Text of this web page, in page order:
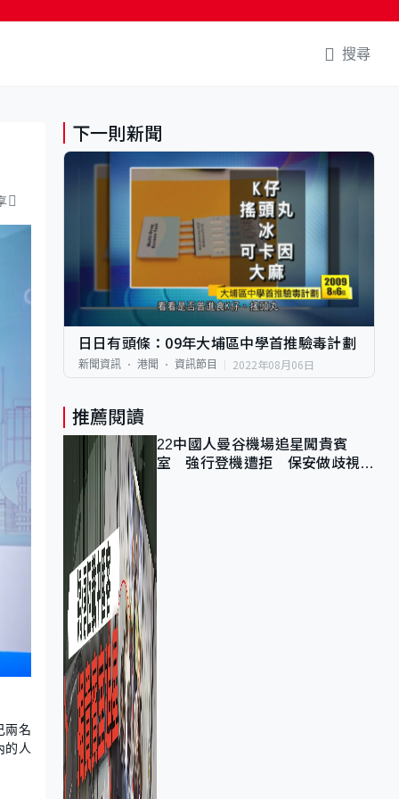
搜尋
兩名
的人
下一則新聞
日日有頭條：09年大埔區中學首推驗毒計劃
新聞資訊 港聞 資訊節目 2022年08月06日
推薦閱讀
22中國人曼谷機場追星闖貴賓
室 強行登機遭拒 保安做歧視手